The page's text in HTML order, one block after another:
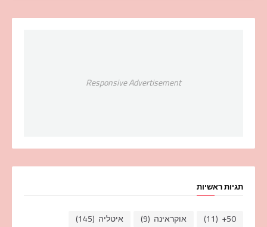
Responsive Advertisement
תגיות ראשיות
50+
(11) אוקראינה (9) איטליה (145)